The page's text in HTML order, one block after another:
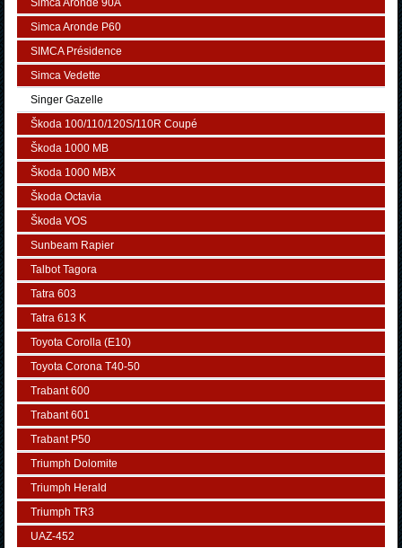
Simca Aronde 90A
Simca Aronde P60
SIMCA Présidence
Simca Vedette
Singer Gazelle
Škoda 100/110/120S/110R Coupé
Škoda 1000 MB
Škoda 1000 MBX
Škoda Octavia
Škoda VOS
Sunbeam Rapier
Talbot Tagora
Tatra 603
Tatra 613 K
Toyota Corolla (E10)
Toyota Corona T40-50
Trabant 600
Trabant 601
Trabant P50
Triumph Dolomite
Triumph Herald
Triumph TR3
UAZ-452